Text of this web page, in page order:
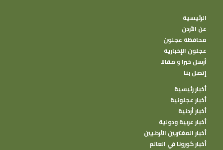
الرئيسية
عن الأردن
محافظة عجلون
عجلون الإخبارية
أرسل خبرا و مقالا
إتصل بنا
أخبار رئيسية
أخبار عجلونية
أخبار أردنية
أخبار عربية ودولية
أخبار المغتربين الأردنيين
أخبار كورونا في العالم